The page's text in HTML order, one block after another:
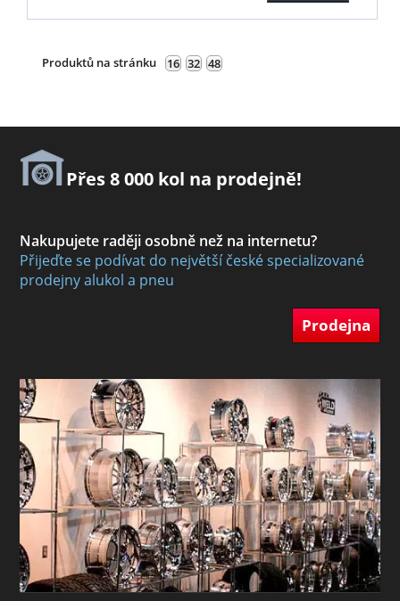
Produktů na stránku 16 32 48
Přes 8 000 kol na prodejně!
Nakupujete raději osobně než na internetu?
Přijeďte se podívat do největší české specializované
prodejny alukol a pneu
Prodejna